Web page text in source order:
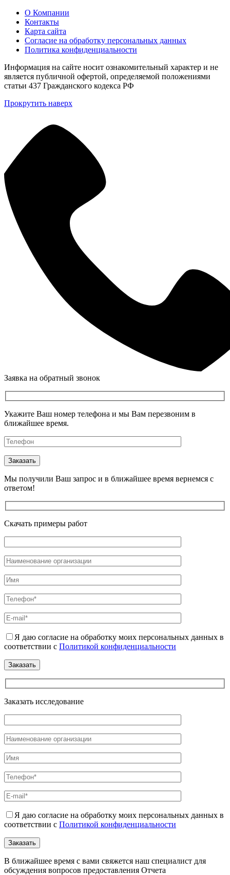
О Компании
Контакты
Карта сайта
Согласие на обработку персональных данных
Политика конфиденциальности
Информация на сайте носит ознакомительный характер и не
является публичной офертой, определяемой положениями
статьи 437 Гражданского кодекса РФ
Прокрутить наверх
Заявка на обратный звонок
Укажите Ваш номер телефона и мы Вам перезвоним в
ближайшее время.
Мы получили Ваш запрос и в ближайшее время вернемся с
ответом!
Скачать примеры работ
Я даю согласие на обработку моих персональных данных в
соответствии с Политикой конфиденциальности
Заказать исследование
Я даю согласие на обработку моих персональных данных в
соответствии с Политикой конфиденциальности
В ближайшее время с вами свяжется наш специалист для
обсуждения вопросов предоставления Отчета